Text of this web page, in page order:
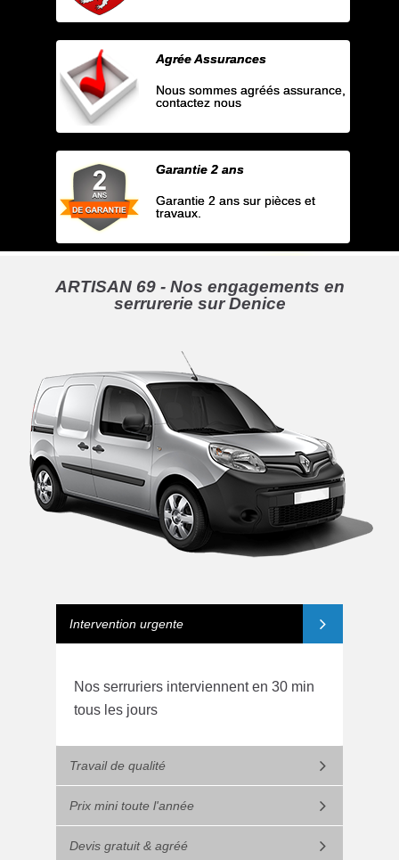
Agrée Assurances
Nous sommes agréés assurance,
contactez nous
Garantie 2 ans
Garantie 2 ans sur pièces et
travaux.
ARTISAN 69 - Nos engagements en
serrurerie sur Denice
Intervention urgente
Nos serruriers interviennent en 30 min
tous les jours
Travail de qualité
Prix mini toute l'année
Devis gratuit & agréé